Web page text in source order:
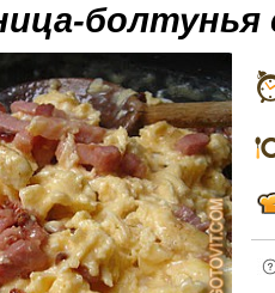
болтунья